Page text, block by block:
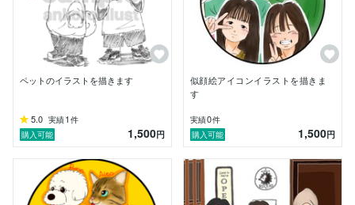
ペットのイラストを描きます
5.0 実績1 件
購入可能
1,500円
似顔絵アイコンイラストを描きま
す
実績0件
購入可能
1,500円